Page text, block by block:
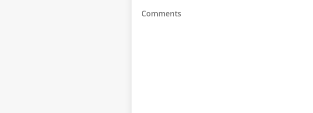
Comments